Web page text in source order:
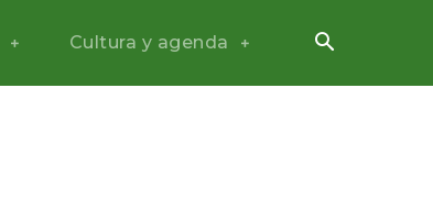
Cultura y agenda